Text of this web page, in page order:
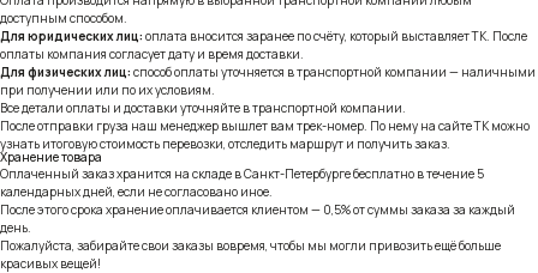
доступным способом.
Для юридических лиц: оплата вносится заранее по счёту, который выставляет ТК. После
оплаты компания согласует дату и время доставки.
Для физических лиц: способ оплаты уточняется в транспортной компании — наличными
при получении или по их условиям.
Все детали оплаты и доставки уточняйте в транспортной компании.
После отправки груза наш менеджер вышлет вам трек-номер. По нему на сайте ТК можно
узнать итоговую стоимость перевозки, отследить маршрут и получить заказ.
Хранение товара
Оплаченный заказ хранится на складе в Санкт-Петербурге бесплатно в течение 5
календарных дней, если не согласовано иное.
После этого срока хранение оплачивается клиентом — 0,5% от суммы заказа за каждый
день.
Пожалуйста, забирайте свои заказы вовремя, чтобы мы могли привозить ещё больше
красивых вещей!